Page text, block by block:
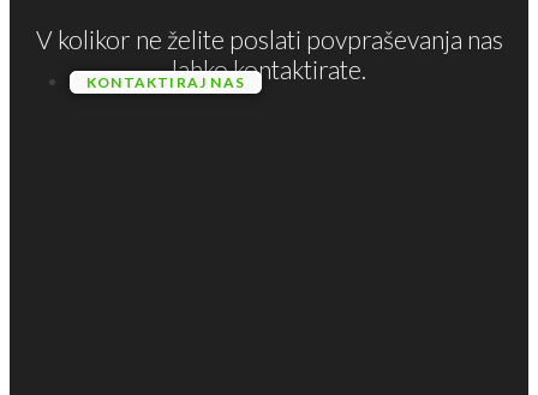
V kolikor ne želite poslati povpraševanja nas
lahko kontaktirate.
KONTAKTIRAJ NAS